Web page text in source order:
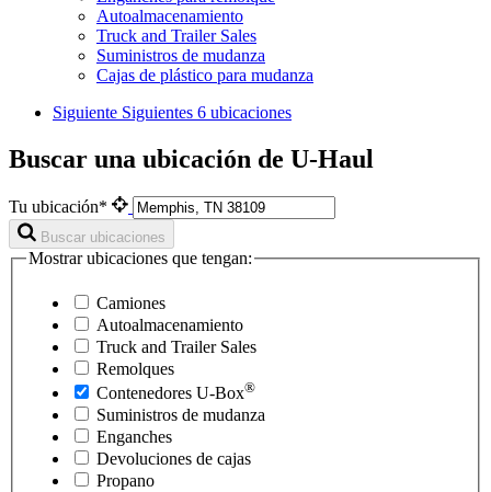
Autoalmacenamiento
Truck and Trailer Sales
Suministros de mudanza
Cajas de plástico para mudanza
Siguiente Siguientes 6 ubicaciones
Buscar una ubicación de U-Haul
Tu ubicación*
Buscar ubicaciones
Mostrar ubicaciones que tengan:
Camiones
Autoalmacenamiento
Truck and Trailer Sales
Remolques
Contenedores U-Box®
Suministros de mudanza
Enganches
Devoluciones de cajas
Propano